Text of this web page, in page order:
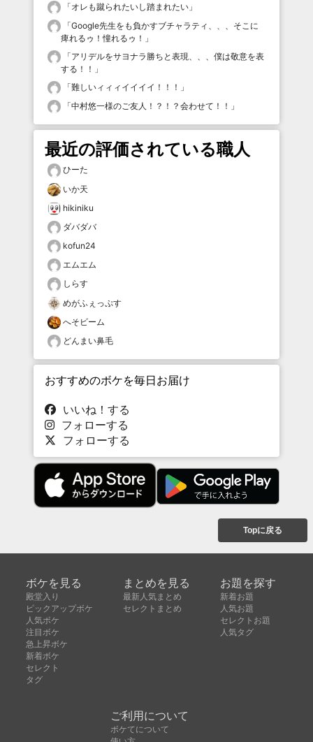
「オレも蹴られたいし踏まれたい 」
「Google先生をも負かすブチャラティ、、、そこに
痺れるゥ！憧れるゥ！ 」
「アリデルをサヨナラ勝ちと表現、、、僕は敬意を表
する！！ 」
「難しいィィィイイイイ！！！ 」
「中村悠一様のご友人！？！？会わせて！！ 」
最近の評価されている職人
ひーた
いか天
hikiniku
ダバダバ
kofun24
エムエム
しらす
めがふぇっぷす
へそビーム
どんまい鼻毛
おすすめのボケを毎日お届け
いいね！する
フォローする
フォローする
Topに戻る
ボケを見る
殿堂入り
ピックアップボケ
人気ボケ
注目ボケ
急上昇ボケ
新着ボケ
セレクト
タグ
まとめを見る
最新人気まとめ
セレクトまとめ
お題を探す
新着お題
人気お題
セレクトお題
人気タグ
ご利用について
ボケてについて